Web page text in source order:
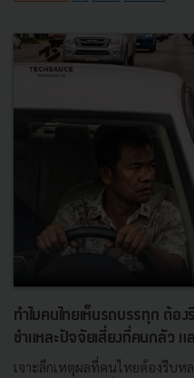
ทำไมคนไทยเห็นรถบรรทุก ต้อ
ชำแหละปัจจัยเสี่ยงที่คนกลัว แ
เจาะลึกเหตุผลที่คนไทยต้องรีบ